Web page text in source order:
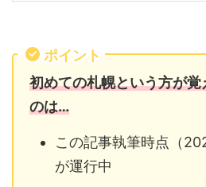
ポイント
初めての札幌という方が
のは…
この記事執筆時点（
が運行中